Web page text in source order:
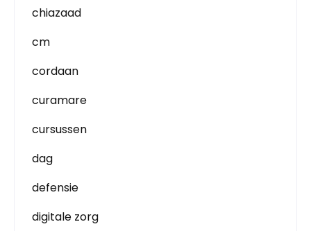
chiazaad
cm
cordaan
curamare
cursussen
dag
defensie
digitale zorg